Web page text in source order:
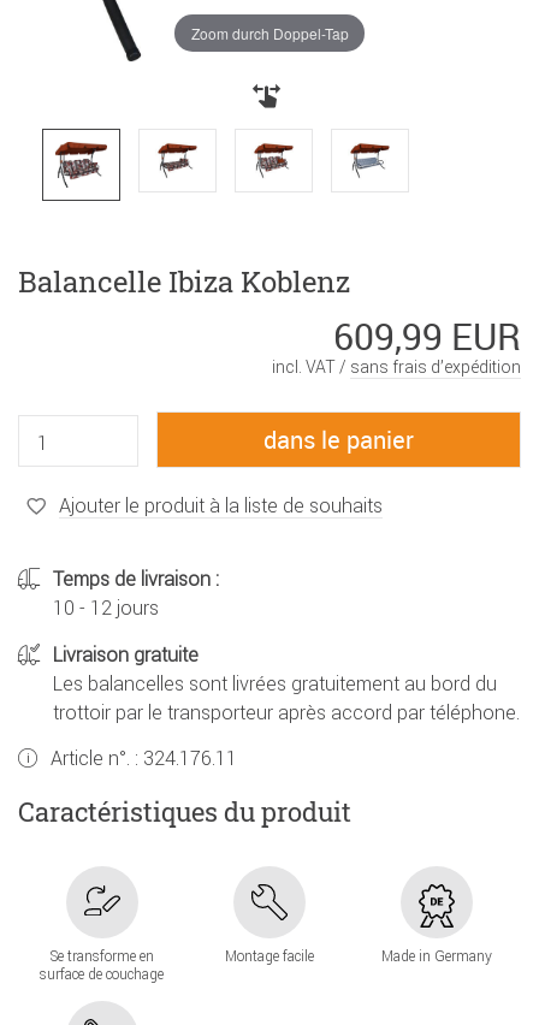
Zoom durch Doppel-Tap
Balancelle Ibiza Koblenz
609,99 EUR
incl. VAT / sans frais d’expédition
Ajouter le produit à la liste de souhaits
Temps de livraison :
10 - 12 jours
Livraison gratuite
Les balancelles sont livrées gratuitement au bord du
trottoir par le transporteur après accord par téléphone.
Article n°. : 324.176.11
Caractéristiques du produit
Se transforme en
surface de couchage
Montage facile Made in Germany